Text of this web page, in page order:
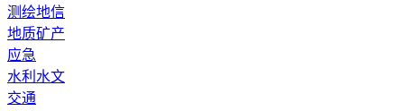
测绘地信
地质矿产
应急
水利水文
交通